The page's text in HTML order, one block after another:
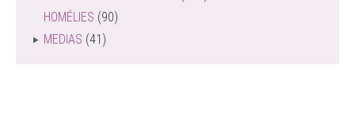
HOMÉLIES (90)
MEDIAS (41)